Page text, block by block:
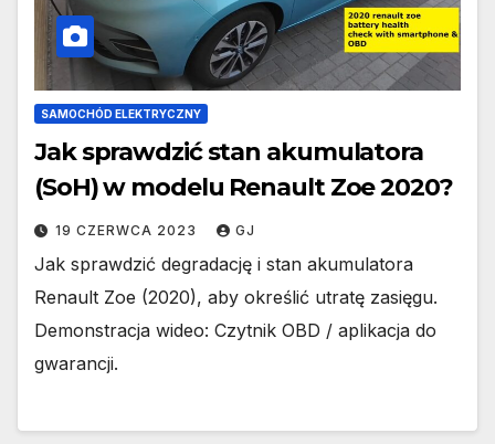
SAMOCHÓD ELEKTRYCZNY
Jak sprawdzić stan akumulatora
(SoH) w modelu Renault Zoe 2020?
19 CZERWCA 2023 GJ
Jak sprawdzić degradację i stan akumulatora
Renault Zoe (2020), aby określić utratę zasięgu.
Demonstracja wideo: Czytnik OBD / aplikacja do
gwarancji.